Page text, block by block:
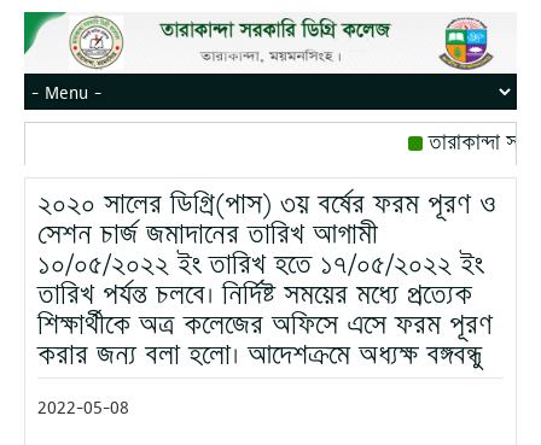
তারাকান্দা
রোজ বৃহস্পতিবার।
মোবাইল নম্বর:
২০২০ সালের ডিগ্রি(পাস) ৩য় বর্ষের ফরম পূরণ ও
সেশন চার্জ জমাদানের তারিখ আগামী
১০/০৫/২০২২ ইং তারিখ হতে ১৭/০৫/২০২২ ইং
তারিখ পর্যন্ত চলবে। নির্দিষ্ট সময়ের মধ্যে প্রত্যেক
শিক্ষার্থীকে অত্র কলেজের অফিসে এসে ফরম পূরণ
করার জন্য বলা হলো। আদেশক্রমে অধ্যক্ষ বঙ্গবন্ধু
2022-05-08